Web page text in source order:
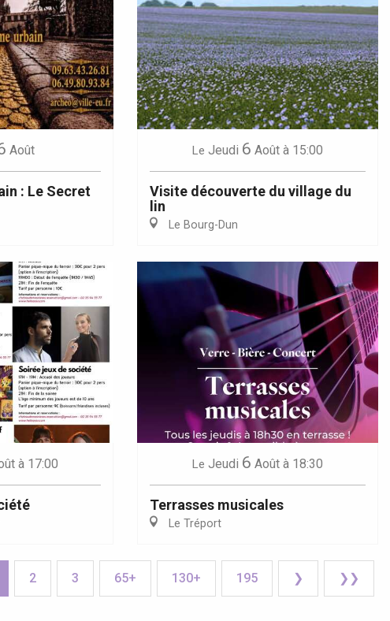
Août
: Le Secret
Le Jeudi 6 Août à 15:00
Visite découverte du village du
lin
Le Bourg-Dun
à 17:00 Le Jeudi 6 Août à 18:30
Terrasses musicales
Le Tréport
2 3 65+ 130+ 195 ❯ ❯❯